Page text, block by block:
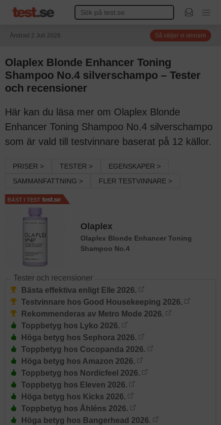
Ändrad 2 Juli 2026 Så väljer vi vinnare
Olaplex Blonde Enhancer Toning
Shampoo No.4 silverschampo – Tester
och recensioner
Här kan du läsa mer om Olaplex Blonde
Enhancer Toning Shampoo No.4 silverschampo
som är vald till testvinnare baserat på 12 källor.
PRISER > TESTER >
EGENSKAPER >
SAMMANFATTNING >
FLER TESTVINNARE >
BÄST I TEST
Olaplex
Olaplex Blonde Enhancer Toning
Shampoo No.4
Tester och recensioner
Bästa effektiva enligt Elle 2026.
Testvinnare hos Good Housekeeping 2026.
Rekommenderas av Metro Mode 2026.
Toppbetyg hos Lyko 2026.
Höga betyg hos Sephora 2026.
Toppbetyg hos Cocopanda 2026.
Höga betyg hos Amazon 2026.
Toppbetyg hos Nordicfeel 2026.
Toppbetyg hos Eleven 2026.
Höga betyg hos Kicks 2026.
Toppbetyg hos Åhléns 2026.
Höga betyg hos Bangerhead 2026.